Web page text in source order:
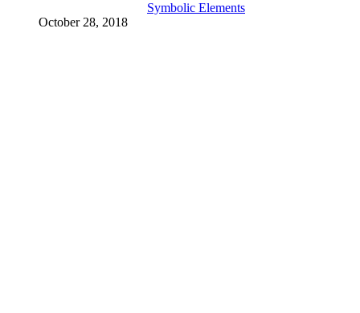
Symbolic Elements
October 28, 2018